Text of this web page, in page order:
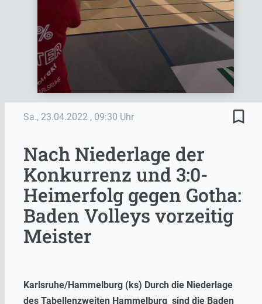
Sa., 23.04.2022 , 09:30 Uhr bookmark_border
Nach Niederlage der
Konkurrenz und 3:0-
Heimerfolg gegen Gotha:
Baden Volleys vorzeitig
Meister
Karlsruhe/Hammelburg (ks) Durch die Niederlage
des Tabellenzweiten Hammelburg sind die Baden